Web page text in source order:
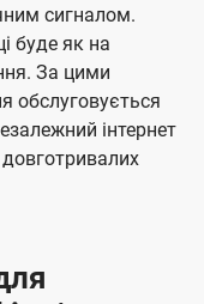
сигналом.
буде як на
За цими
обслуговується
інтернет